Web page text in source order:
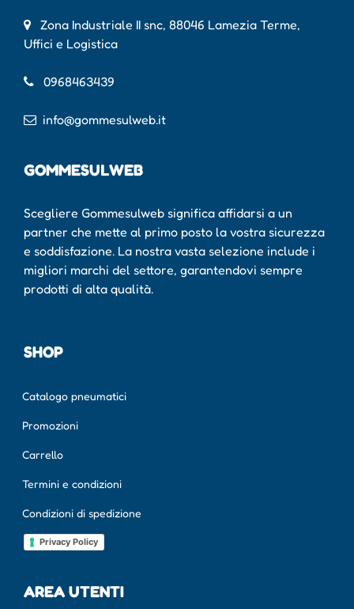
Zona Industriale II snc, 88046 Lamezia Terme,
Uffici e Logistica
0968463439
info@gommesulweb.it
GOMMESULWEB
Scegliere Gommesulweb significa affidarsi a un
partner che mette al primo posto la vostra sicurezza
e soddisfazione. La nostra vasta selezione include i
migliori marchi del settore, garantendovi sempre
prodotti di alta qualità.
SHOP
Catalogo pneumatici
Promozioni
Carrello
Termini e condizioni
Condizioni di spedizione
Privacy Policy
AREA UTENTI